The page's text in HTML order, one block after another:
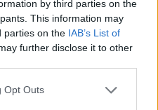
by third parties on the
This information may
parties on the IAB’s List of
further disclose it to other
Opt Outs